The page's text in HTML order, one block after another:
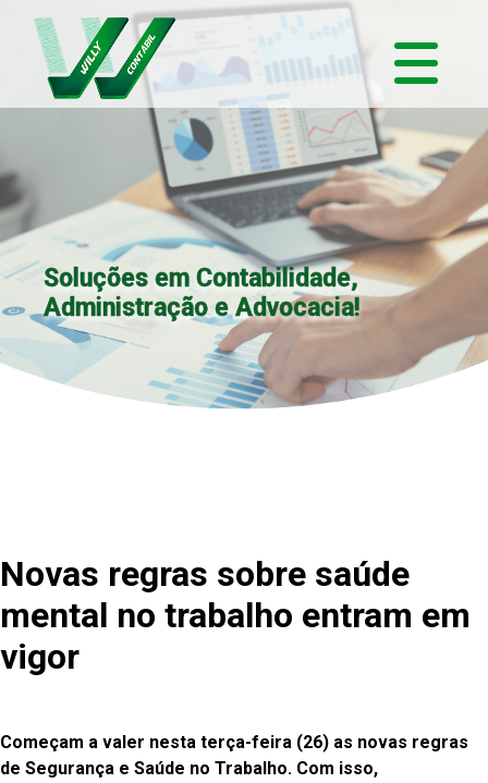
Soluções em Contabilidade,
Administração e Advocacia!
Novas regras sobre saúde
mental no trabalho entram em
vigor
Começam a valer nesta terça-feira (26) as novas regras
de Segurança e Saúde no Trabalho. Com isso,